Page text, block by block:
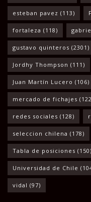
esteban pavez (113)
fortaleza (118)
gustavo quinteros (2301)
Jordhy Thompson (111)
Juan Martín Lucero (106)
mercado de fichajes
redes sociales (128)
seleccion chilena (178)
Tabla de posiciones (150)
Universidad de Chile
vidal (97)